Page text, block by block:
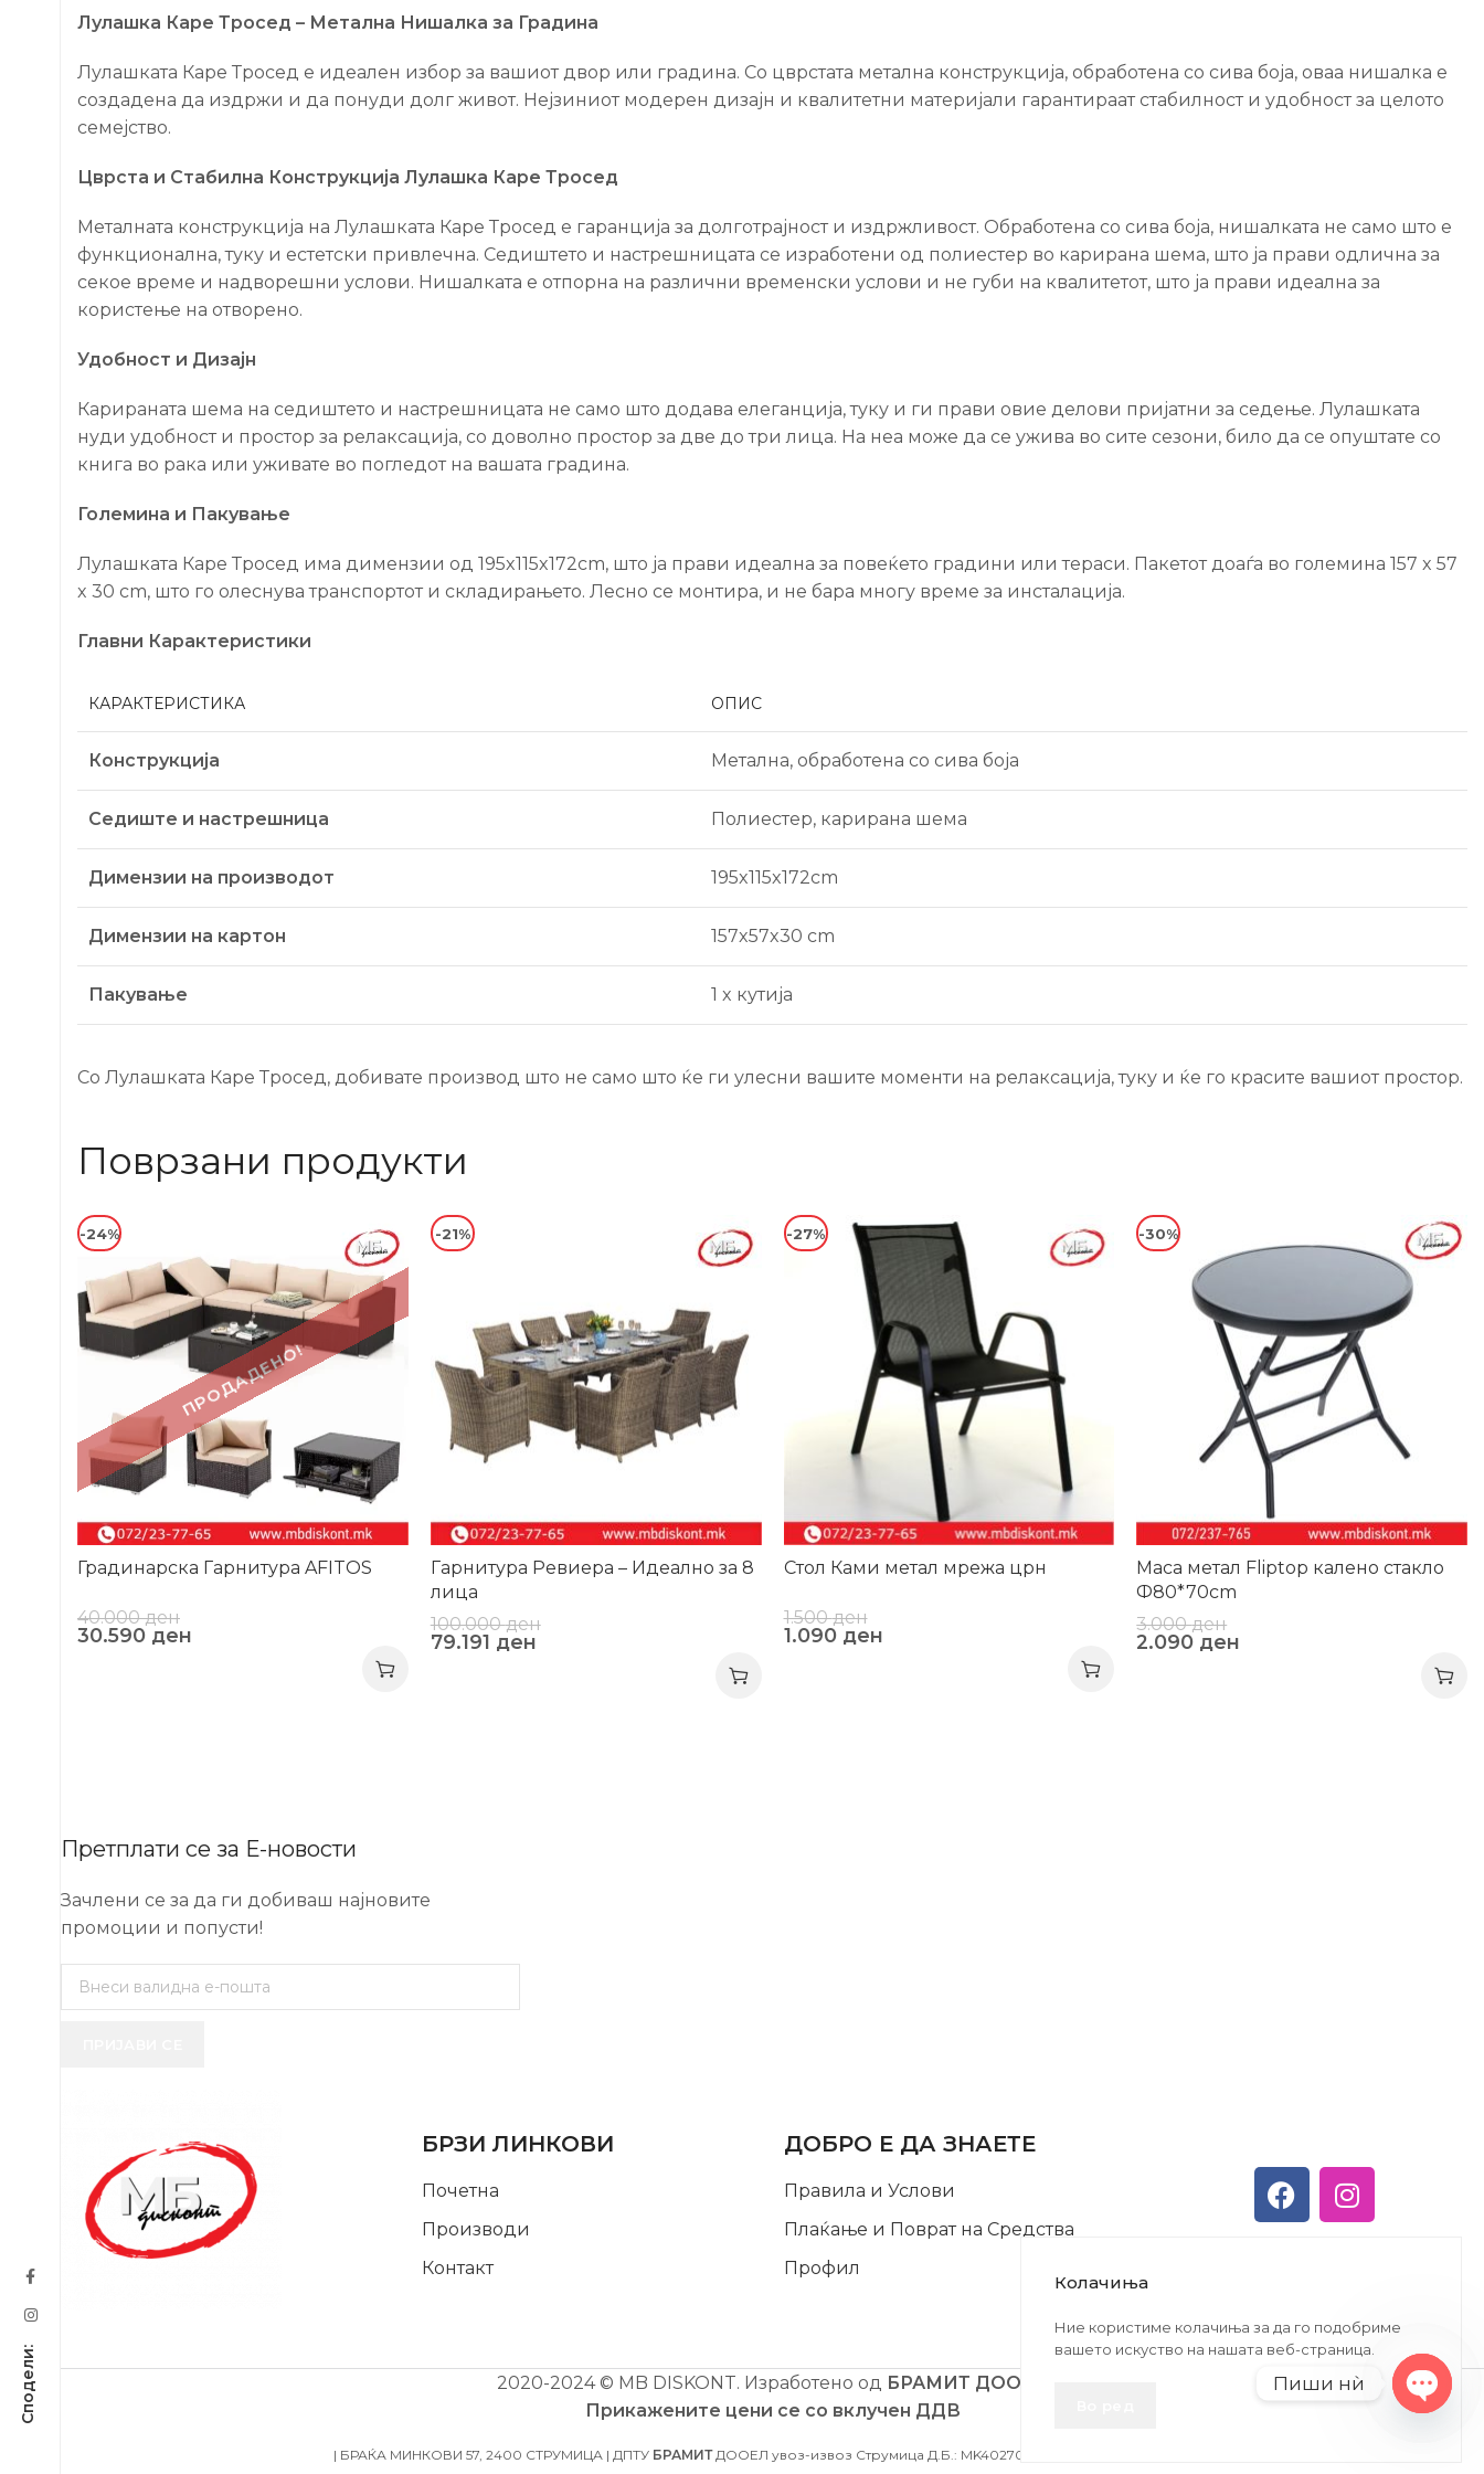
Лулашка Каре Тросед – Метална Нишалка за Градина
Лулашката Каре Тросед е идеален избор за вашиот двор или градина. Со цврстата метална конструкција, обработена со сива боја, оваа нишалка е
создадена да издржи и да понуди долг живот. Нејзиниот модерен дизајн и квалитетни материјали гарантираат стабилност и удобност за целото
семејство.
Цврста и Стабилна Конструкција Лулашка Каре Тросед
Металната конструкција на Лулашката Каре Тросед е гаранција за долготрајност и издржливост. Обработена со сива боја, нишалката не само што е
функционална, туку и естетски привлечна. Седиштето и настрешницата се изработени од полиестер во карирана шема, што ја прави одлична за
секое време и надворешни услови. Нишалката е отпорна на различни временски услови и не губи на квалитетот, што ја прави идеална за
користење на отворено.
Удобност и Дизајн
Карираната шема на седиштето и настрешницата не само што додава елеганција, туку и ги прави овие делови пријатни за седење. Лулашката
нуди удобност и простор за релаксација, со доволно простор за две до три лица. На неа може да се ужива во сите сезони, било да се опуштате со
книга во рака или уживате во погледот на вашата градина.
Големина и Пакување
Лулашката Каре Тросед има димензии од 195x115x172cm, што ја прави идеална за повеќето градини или тераси. Пакетот доаѓа во големина 157 x 57
x 30 cm, што го олеснува транспортот и складирањето. Лесно се монтира, и не бара многу време за инсталација.
Главни Карактеристики
КАРАКТЕРИСТИКА ОПИС
Конструкција Метална, обработена со сива боја
Седиште и настрешница Полиестер, карирана шема
Димензии на производот 195x115x172cm
Димензии на картон 157x57x30 cm
Пакување 1 x кутија
Со Лулашката Каре Тросед, добивате производ што не само што ќе ги улесни вашите моменти на релаксација, туку и ќе го красите вашиот простор.
Поврзани продукти
ПРОДАДЕНО!
-24%
Градинарска Гарнитура AFITOS
40.000ден
30.590 ден
-21%
Гарнитура Ревиера – Идеално за 8
лица
100.000ден
79.191 ден
-27%
Стол Ками метал мрежа црн
1.500ден
1.090 ден
-30%
Маса метал Fliptop калено стакло
Ф80*70cm
3.000ден
2.090 ден
Претплати се за Е-новости
Зачлени се за да ги добиваш најновите
промоции и попусти!
БРЗИ ЛИНКОВИ
Почетна
Производи
Контакт
ДОБРО Е ДА ЗНАЕТЕ
Правила и Услови
Плаќање и Поврат на Средства
Профил
2020-2024 © MB DISKONT. Изработено од БРАМИТ ДООЕЛ
Прикажените цени се со вклучен ДДВ
| БРАЌА МИНКОВИ 57, 2400 СТРУМИЦА | ДПТУ БРАМИТДООЕЛ увоз-извоз Струмица Д.Б.: MK4027005146330 | ЕМБС: 6030530 |
Колачиња
Ние користиме колачиња за да го подобриме
вашето искуство на нашата веб-страница.
Пиши нѝ